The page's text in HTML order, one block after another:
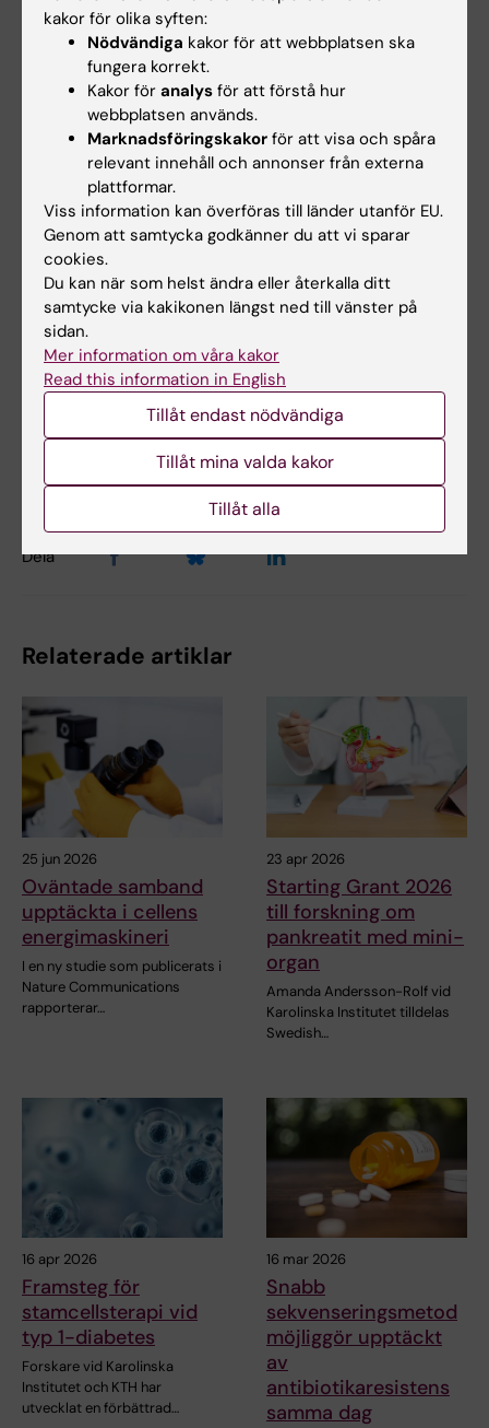
Lederer, Lisa M. Dratva, Anna Johnsson, Mats
Nilsson, Peter Lönnerberg, Sten Linnarsson.
, online 28 juli 2021, doi:10.1038/s41586-
021-03775-x.
Mer inom ämnet
Intervju med Sten Linnarsson i podden
Medicinvetarna.
Tags
Biofysik Biokemi Cellbiologi
Anne Hammarskjöld
Dela
Relaterade artiklar
25 jun 2026
Oväntade samband
upptäckta i cellens
energimaskineri
I en ny studie som publicerats i
Nature Communications
rapporterar…
23 apr 2026
Starting Grant 2026
till forskning om
pankreatit med mini-
organ
Amanda Andersson-Rolf vid
Karolinska Institutet tilldelas
Swedish…
16 apr 2026
Framsteg för
stamcellsterapi vid
typ 1-diabetes
Forskare vid Karolinska
Institutet och KTH har
utvecklat en förbättrad…
16 mar 2026
Snabb
sekvenseringsmetod
möjliggör upptäckt
av
antibiotikaresistens
samma dag
kakor för olika syften:
Nödvändiga kakor för att webbplatsen ska
fungera korrekt.
Kakor för analys för att förstå hur
webbplatsen används.
Marknadsföringskakor för att visa och spåra
relevant innehåll och annonser från externa
plattformar.
Viss information kan överföras till länder utanför EU.
Genom att samtycka godkänner du att vi sparar
cookies.
Du kan när som helst ändra eller återkalla ditt
samtycke via kakikonen längst ned till vänster på
sidan.
Mer information om våra kakor
Read this information in English
Tillåt endast nödvändiga
Tillåt mina valda kakor
Tillåt alla